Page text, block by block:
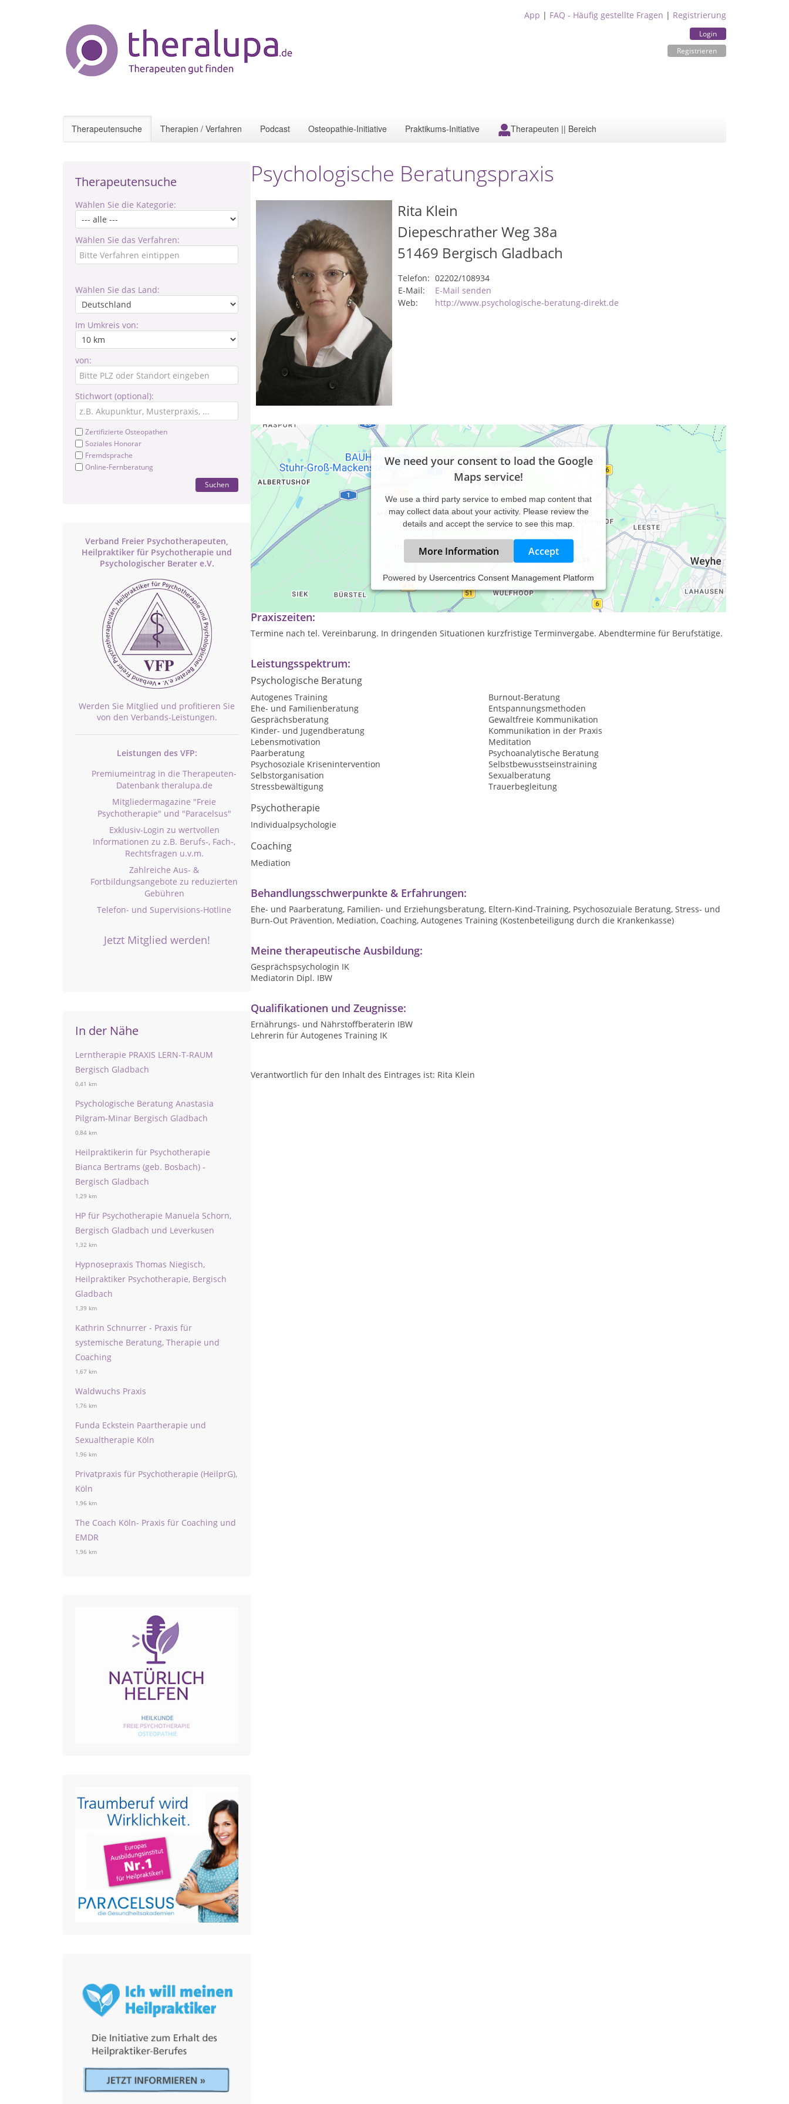
App | FAQ - Häufig gestellte Fragen | Registrierung
Login
Registrieren
Therapeutensuche Therapien / Verfahren Podcast Osteopathie-Initiative Praktikums-Initiative Therapeuten || Bereich
Therapeutensuche
Wählen Sie die Kategorie:
Wählen Sie das Verfahren:
Wählen Sie das Land:
Im Umkreis von:
von:
Stichwort (optional):
Zertifizierte Osteopathen
Soziales Honorar
Fremdsprache
Online-Fernberatung
Suchen
Verband Freier Psychotherapeuten,
Heilpraktiker für Psychotherapie und
Psychologischer Berater e.V.
Werden Sie Mitglied und profitieren Sie
von den Verbands-Leistungen.
Leistungen des VFP:
Premiumeintrag in die Therapeuten-
Datenbank theralupa.de
Mitgliedermagazine "Freie
Psychotherapie" und "Paracelsus"
Exklusiv-Login zu wertvollen
Informationen zu z.B. Berufs-, Fach-,
Rechtsfragen u.v.m.
Zahlreiche Aus- &
Fortbildungsangebote zu reduzierten
Gebühren
Telefon- und Supervisions-Hotline
Jetzt Mitglied werden!
In der Nähe
Lerntherapie PRAXIS LERN-T-RAUM
Bergisch Gladbach
0,41 km
Psychologische Beratung Anastasia
Pilgram-Minar Bergisch Gladbach
0,84 km
Heilpraktikerin für Psychotherapie
Bianca Bertrams (geb. Bosbach) -
Bergisch Gladbach
1,29 km
HP für Psychotherapie Manuela Schorn,
Bergisch Gladbach und Leverkusen
1,32 km
Hypnosepraxis Thomas Niegisch,
Heilpraktiker Psychotherapie, Bergisch
Gladbach
1,39 km
Kathrin Schnurrer - Praxis für
systemische Beratung, Therapie und
Coaching
1,67 km
Waldwuchs Praxis
1,76 km
Funda Eckstein Paartherapie und
Sexualtherapie Köln
1,96 km
Privatpraxis für Psychotherapie (HeilprG),
Köln
1,96 km
The Coach Köln- Praxis für Coaching und
EMDR
1,96 km
Psychologische Beratungspraxis
Rita Klein
Diepeschrather Weg 38a
51469 Bergisch Gladbach
Telefon: 02202/108934
E-Mail:
E-Mail senden
Web:
http://www.psychologische-beratung-direkt.de
We need your consent to load the Google
Maps service!
We use a third party service to embed map content that
may collect data about your activity. Please review the
details and accept the service to see this map.
More Information Accept
Powered by Usercentrics Consent Management Platform
Seit 1997 in eigener Praxis tätig. Enge Zusamenarbeit mit Kindergärten, Schulen, Ärzten ect.
Praxiszeiten:
Termine nach tel. Vereinbarung. In dringenden Situationen kurzfristige Terminvergabe. Abendtermine für Berufstätige.
Leistungsspektrum:
Psychologische Beratung
Autogenes Training
Burnout-Beratung
Ehe- und Familienberatung
Entspannungsmethoden
Gesprächsberatung
Gewaltfreie Kommunikation
Kinder- und Jugendberatung
Kommunikation in der Praxis
Lebensmotivation
Meditation
Paarberatung
Psychoanalytische Beratung
Psychosoziale Krisenintervention
Selbstbewusstseinstraining
Selbstorganisation
Sexualberatung
Stressbewältigung
Trauerbegleitung
Psychotherapie
Individualpsychologie
Coaching
Mediation
Behandlungsschwerpunkte & Erfahrungen:
Ehe- und Paarberatung, Familien- und Erziehungsberatung, Eltern-Kind-Training, Psychosozuiale Beratung, Stress- und
Burn-Out Prävention, Mediation, Coaching, Autogenes Training (Kostenbeteiligung durch die Krankenkasse)
Meine therapeutische Ausbildung:
Gesprächspsychologin IK
Mediatorin Dipl. IBW
Qualifikationen und Zeugnisse:
Ernährungs- und Nährstoffberaterin IBW
Lehrerin für Autogenes Training IK
Verantwortlich für den Inhalt des Eintrages ist: Rita Klein